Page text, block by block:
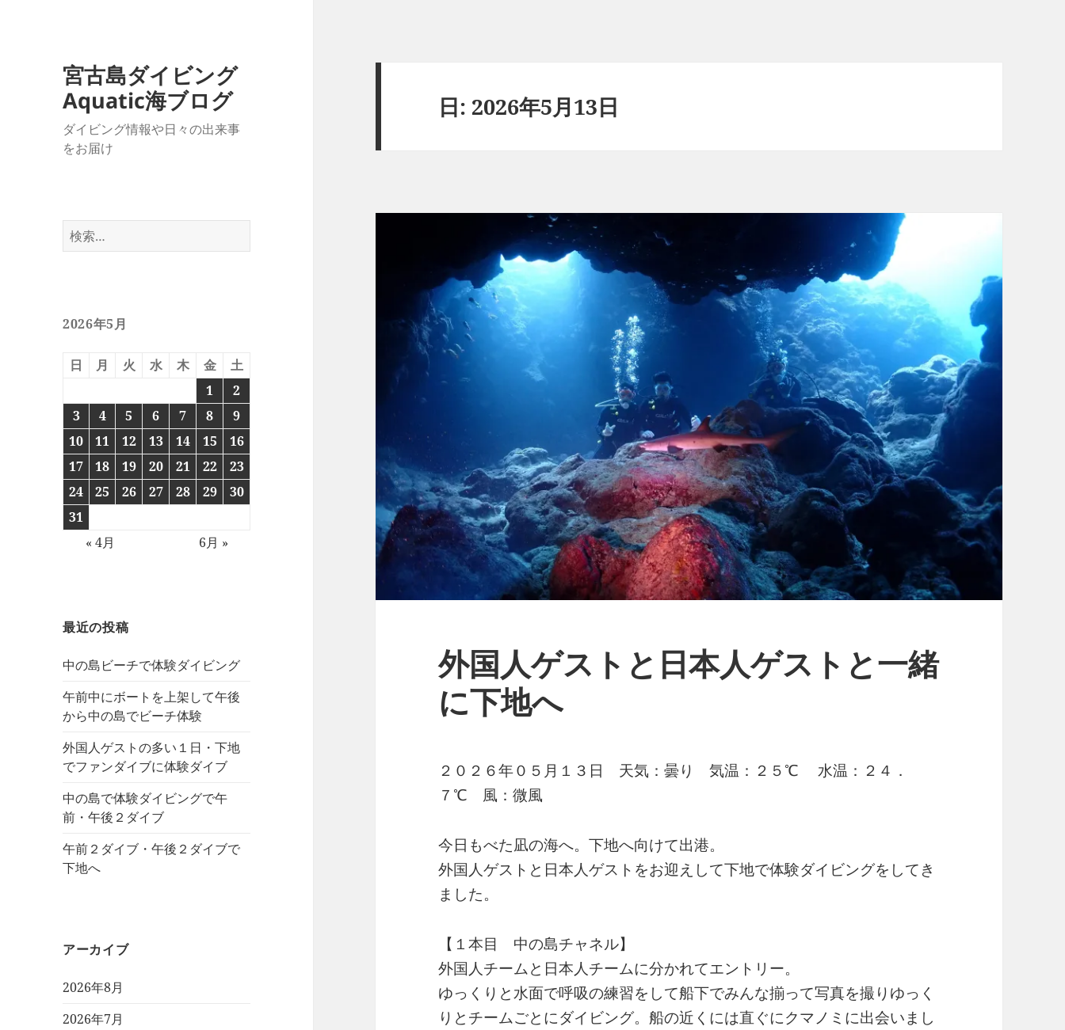
宮古島ダイビング
Aquatic海ブログ
ダイビング情報や日々の出来事
をお届け
検
索:
2026年5月
日 月 火 水 木 金
土
1
2
3
4 5 6 7 8
9
10
11 12 13 14 15
16
17
18 19 20 21 22
23
24
25 26 27 28 29
30
31
« 4月
6月 »
最近の投稿
中の島ビーチで体験ダイビング
午前中にボートを上架して午後
から中の島でビーチ体験
外国人ゲストの多い１日・下地
でファンダイブに体験ダイブ
中の島で体験ダイビングで午
前・午後２ダイブ
午前２ダイブ・午後２ダイブで
下地へ
アーカイブ
2026年8月
2026年7月
日: 2026年5月13日
外国人ゲストと日本人ゲストと一緒
に下地へ
２０２６年０５月１３日 天気：曇り 気温：２５℃ 水温：２４．
７℃ 風：微風
今日もべた凪の海へ。下地へ向けて出港。
外国人ゲストと日本人ゲストをお迎えして下地で体験ダイビングをしてき
ました。
【１本目 中の島チャネル】
外国人チームと日本人チームに分かれてエントリー。
ゆっくりと水面で呼吸の練習をして船下でみんな揃って写真を撮りゆっく
りとチームごとにダイビング。船の近くには直ぐにクマノミに出会いまし